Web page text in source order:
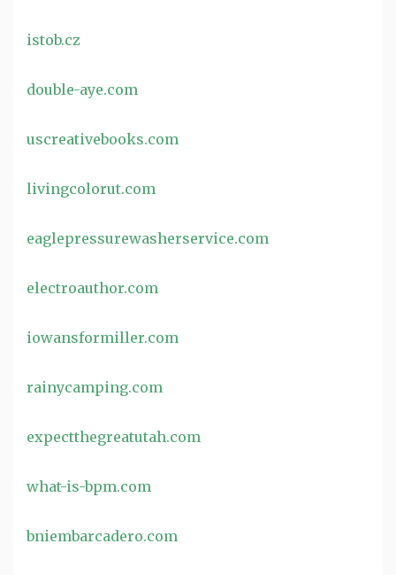
istob.cz
double-aye.com
uscreativebooks.com
livingcolorut.com
eaglepressurewasherservice.com
electroauthor.com
iowansformiller.com
rainycamping.com
expectthegreatutah.com
what-is-bpm.com
bniembarcadero.com